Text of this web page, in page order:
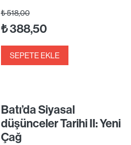
₺518,00
₺388,50
SEPETE EKLE
Batı’da Siyasal
düşünceler Tarihi II: Yeni
Çağ